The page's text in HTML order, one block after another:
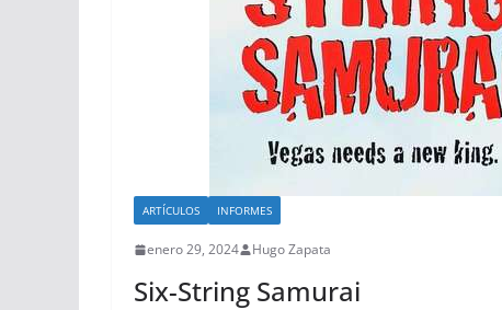
ARTÍCULOS INFORMES
enero 29, 2024 Hugo Zapata
Six-String Samurai